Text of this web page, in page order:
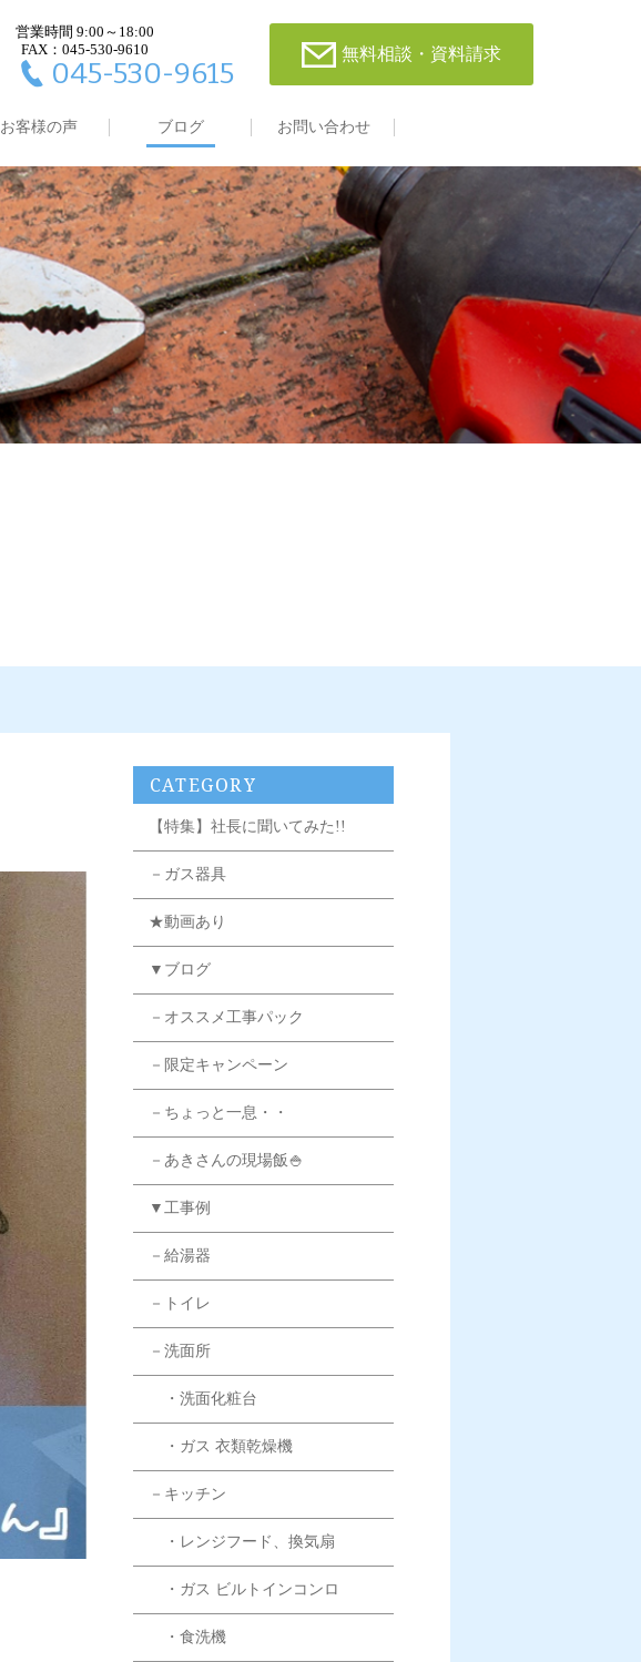
営業時間 9:00～18:00
FAX：045-530-9610
045-530-9615
無料相談・資料請求
お客様の声 ブログ お問い合わせ
CATEGORY
【特集】社長に聞いてみた!!
－ガス器具
★動画あり
▼ブログ
－オススメ工事パック
－限定キャンペーン
－ちょっと一息・・
－あきさんの現場飯🍚
▼工事例
－給湯器
－トイレ
－洗面所
・洗面化粧台
・ガス 衣類乾燥機
－キッチン
・レンジフード、換気扇
・ガス ビルトインコンロ
・食洗機